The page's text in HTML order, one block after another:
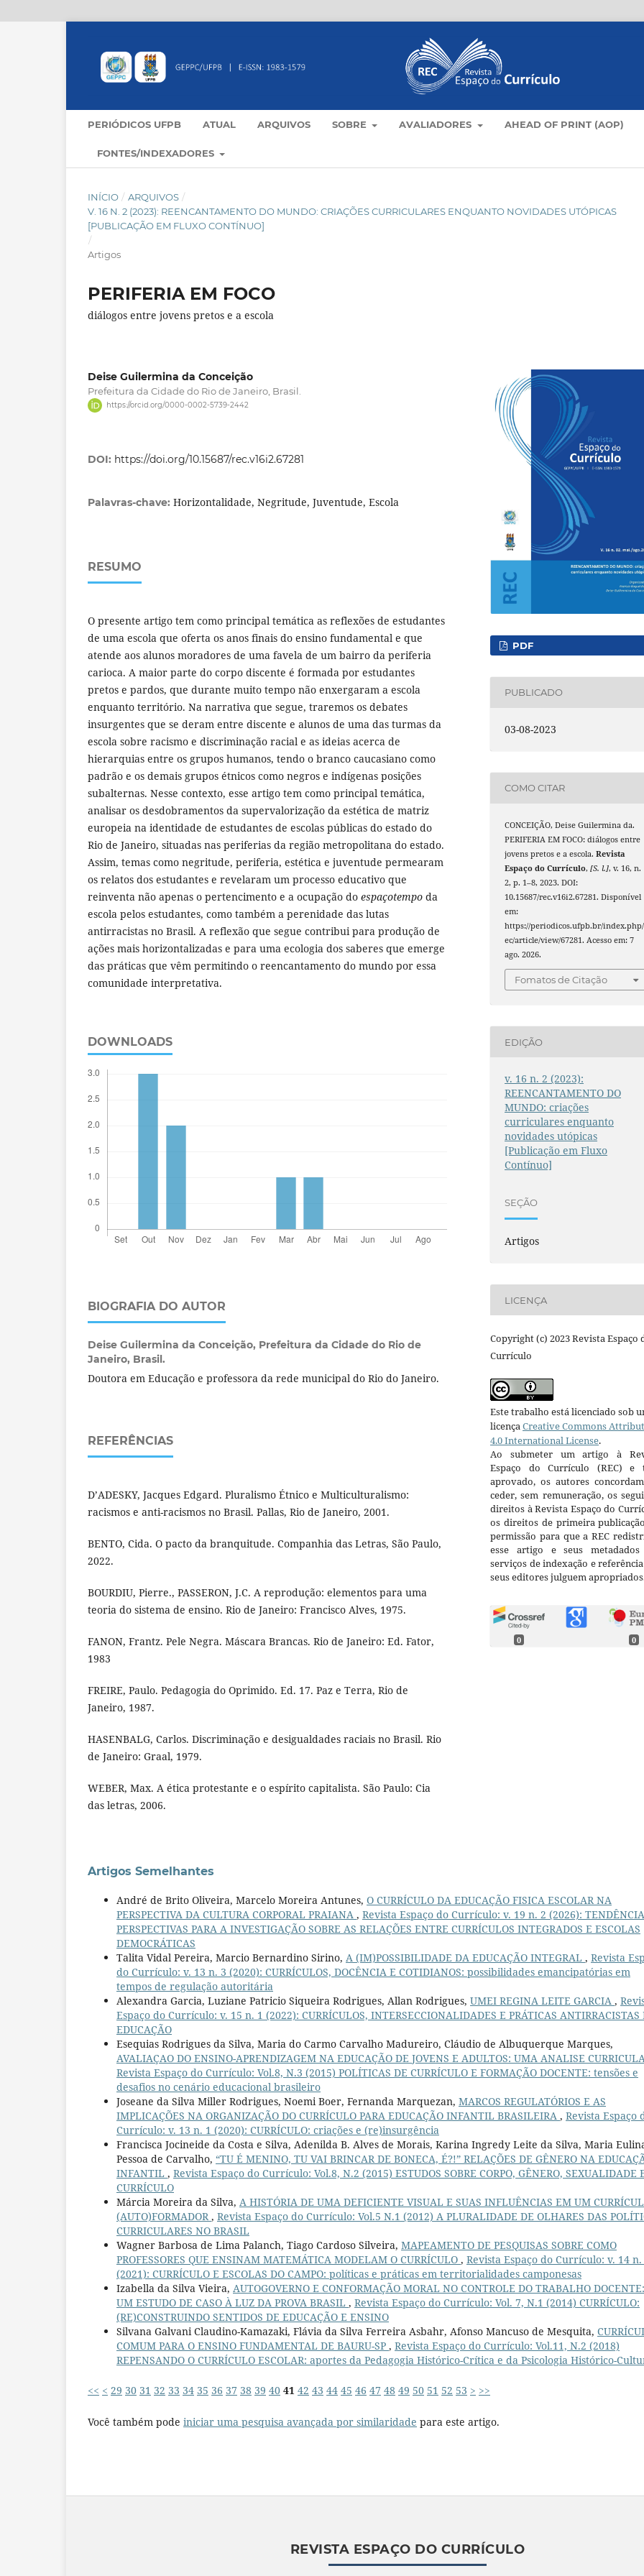
PERIÓDICOS UFPB ATUAL ARQUIVOS SOBRE AVALIADORES AHEAD OF PRINT (AOP)
FONTES/INDEXADORES
INÍCIO / ARQUIVOS /
V. 16 N. 2 (2023): REENCANTAMENTO DO MUNDO: CRIAÇÕES CURRICULARES ENQUANTO NOVIDADES UTÓPICAS
[PUBLICAÇÃO EM FLUXO CONTÍNUO]
/
Artigos
PERIFERIA EM FOCO
diálogos entre jovens pretos e a escola
Deise Guilermina da Conceição
Prefeitura da Cidade do Rio de Janeiro, Brasil.
https://orcid.org/0000-0002-5739-2442
DOI: https://doi.org/10.15687/rec.v16i2.67281
Palavras-chave: Horizontalidade, Negritude, Juventude, Escola
RESUMO
O presente artigo tem como principal temática as reflexões de estudantes
de uma escola que oferta os anos finais do ensino fundamental e que
atende aos alunos moradores de uma favela de um bairro da periferia
carioca. A maior parte do corpo discente é formada por estudantes
pretos e pardos, que durante muito tempo não enxergaram a escola
enquanto território. Na narrativa que segue, traremos os debates
insurgentes que se deram entre discente e alunos de uma das turmas da
escola sobre racismo e discriminação racial e as ideias acerca de
hierarquias entre os grupos humanos, tendo o branco caucasiano como
padrão e os demais grupos étnicos como negros e indígenas posições
subalternas. Nesse contexto, esse artigo tem como principal temática,
analisar os desdobramentos da supervalorização da estética de matriz
europeia na identidade de estudantes de escolas públicas do estado do
Rio de Janeiro, situadas nas periferias da região metropolitana do estado.
Assim, temas como negritude, periferia, estética e juventude permearam
os relatos dos estudantes e revelaram um processo educativo que
reinventa não apenas o pertencimento e a ocupação do espaçotempo da
escola pelos estudantes, como também a perenidade das lutas
antirracistas no Brasil. A reflexão que segue contribui para produção de
ações mais horizontalizadas e para uma ecologia dos saberes que emerge
das práticas que vêm permitindo o reencantamento do mundo por essa
comunidade interpretativa.
DOWNLOADS
BIOGRAFIA DO AUTOR
Deise Guilermina da Conceição, Prefeitura da Cidade do Rio de
Janeiro, Brasil.
Doutora em Educação e professora da rede municipal do Rio do Janeiro.
REFERÊNCIAS
D’ADESKY, Jacques Edgard. Pluralismo Étnico e Multiculturalismo:
racismos e anti-racismos no Brasil. Pallas, Rio de Janeiro, 2001.
BENTO, Cida. O pacto da branquitude. Companhia das Letras, São Paulo,
2022.
BOURDIU, Pierre., PASSERON, J.C. A reprodução: elementos para uma
teoria do sistema de ensino. Rio de Janeiro: Francisco Alves, 1975.
FANON, Frantz. Pele Negra. Máscara Brancas. Rio de Janeiro: Ed. Fator,
1983
FREIRE, Paulo. Pedagogia do Oprimido. Ed. 17. Paz e Terra, Rio de
Janeiro, 1987.
HASENBALG, Carlos. Discriminação e desigualdades raciais no Brasil. Rio
de Janeiro: Graal, 1979.
WEBER, Max. A ética protestante e o espírito capitalista. São Paulo: Cia
das letras, 2006.
PDF
PUBLICADO
03-08-2023
COMO CITAR
CONCEIÇÃO, Deise Guilermina da.
PERIFERIA EM FOCO: diálogos entre
jovens pretos e a escola.Revista
Espaço do Currículo,[S. l.], v. 16, n.
2, p. 1–8, 2023. DOI:
10.15687/rec.v16i2.67281. Disponível
em:
https://periodicos.ufpb.br/
ec/article/view/67281. Acesso em: 7
ago. 2026.
Fomatos de Citação
EDIÇÃO
v. 16 n. 2 (2023):
REENCANTAMENTO DO
MUNDO: criações
curriculares enquanto
novidades utópicas
[Publicação em Fluxo
Contínuo]
SEÇÃO
Artigos
LICENÇA
Copyright (c) 2023 Revista Espaço
Currículo
Este trabalho está licenciado sob
licençaCreative Commons
4.0 International License.
Ao submeter um artigo à
Espaço do Currículo (REC) e
aprovado, os autores
ceder, sem remuneração, os
direitos à Revista Espaço do
os direitos de primeira
permissão para que a REC
esse artigo e seus metadados
serviços de indexação e
seus editores julguem
0 0
Artigos Semelhantes
André de Brito Oliveira, Marcelo Moreira Antunes, O CURRÍCULO DA EDUCAÇÃO FISICA ESCOLAR NA
PERSPECTIVA DA CULTURA CORPORAL PRAIANA , Revista Espaço do Currículo: v. 19 n. 2 (2026):
PERSPECTIVAS PARA A INVESTIGAÇÃO SOBRE AS RELAÇÕES ENTRE CURRÍCULOS INTEGRADOS E ESCOLAS
DEMOCRÁTICAS
Talita Vidal Pereira, Marcio Bernardino Sirino, A (IM)POSSIBILIDADE DA EDUCAÇÃO INTEGRAL , Revista
do Currículo: v. 13 n. 3 (2020): CURRÍCULOS, DOCÊNCIA E COTIDIANOS: possibilidades emancipatórias em
tempos de regulação autoritária
Alexandra Garcia, Luziane Patricio Siqueira Rodrigues, Allan Rodrigues, UMEI REGINA LEITE GARCIA ,
Espaço do Currículo: v. 15 n. 1 (2022): CURRÍCULOS, INTERSECCIONALIDADES E PRÁTICAS ANTIRRACISTAS
EDUCAÇÃO
Esequias Rodrigues da Silva, Maria do Carmo Carvalho Madureiro, Cláudio de Albuquerque Marques,
AVALIAÇAO DO ENSINO-APRENDIZAGEM NA EDUCAÇÃO DE JOVENS E ADULTOS: UMA ANALISE
Revista Espaço do Currículo: Vol.8, N.3 (2015) POLÍTICAS DE CURRÍCULO E FORMAÇÃO DOCENTE: tensões e
desafios no cenário educacional brasileiro
Joseane da Silva Miller Rodrigues, Noemi Boer, Fernanda Marquezan, MARCOS REGULATÓRIOS E AS
IMPLICAÇÕES NA ORGANIZAÇÃO DO CURRÍCULO PARA EDUCAÇÃO INFANTIL BRASILEIRA , Revista Espaço
Currículo: v. 13 n. 1 (2020): CURRÍCULO: criações e (re)insurgência
Francisca Jocineide da Costa e Silva, Adenilda B. Alves de Morais, Karina Ingredy Leite da Silva, Maria
Pessoa de Carvalho, “TU É MENINO, TU VAI BRINCAR DE BONECA, É?!” RELAÇÕES DE GÊNERO NA
INFANTIL , Revista Espaço do Currículo: Vol.8, N.2 (2015) ESTUDOS SOBRE CORPO, GÊNERO, SEXUALIDADE
CURRÍCULO
Márcia Moreira da Silva, A HISTÓRIA DE UMA DEFICIENTE VISUAL E SUAS INFLUÊNCIAS EM UM
(AUTO)FORMADOR, Revista Espaço do Currículo: Vol.5 N.1 (2012) A PLURALIDADE DE OLHARES DAS
CURRICULARES NO BRASIL
Wagner Barbosa de Lima Palanch, Tiago Cardoso Silveira, MAPEAMENTO DE PESQUISAS SOBRE COMO
PROFESSORES QUE ENSINAM MATEMÁTICA MODELAM O CURRÍCULO , Revista Espaço do Currículo: v. 14 n.
(2021): CURRÍCULO E ESCOLAS DO CAMPO: políticas e práticas em territorialidades camponesas
Izabella da Silva Vieira, AUTOGOVERNO E CONFORMAÇÃO MORAL NO CONTROLE DO TRABALHO DOCENTE:
UM ESTUDO DE CASO À LUZ DA PROVA BRASIL , Revista Espaço do Currículo: Vol. 7, N.1 (2014) CURRÍCULO:
(RE)CONSTRUINDO SENTIDOS DE EDUCAÇÃO E ENSINO
Silvana Galvani Claudino-Kamazaki, Flávia da Silva Ferreira Asbahr, Afonso Mancuso de Mesquita,
COMUM PARA O ENSINO FUNDAMENTAL DE BAURU-SP , Revista Espaço do Currículo: Vol.11, N.2 (2018)
REPENSANDO O CURRÍCULO ESCOLAR: aportes da Pedagogia Histórico-Crítica e da Psicologia Histórico-
<< < 29 30 31 32 33 34 35 36 37 38 39 40 41 42 43 44 45 46 47 48 49 50 51 52 53 > >>
Você também pode iniciar uma pesquisa avançada por similaridade para este artigo.
REVISTA ESPAÇO DO CURRÍCULO